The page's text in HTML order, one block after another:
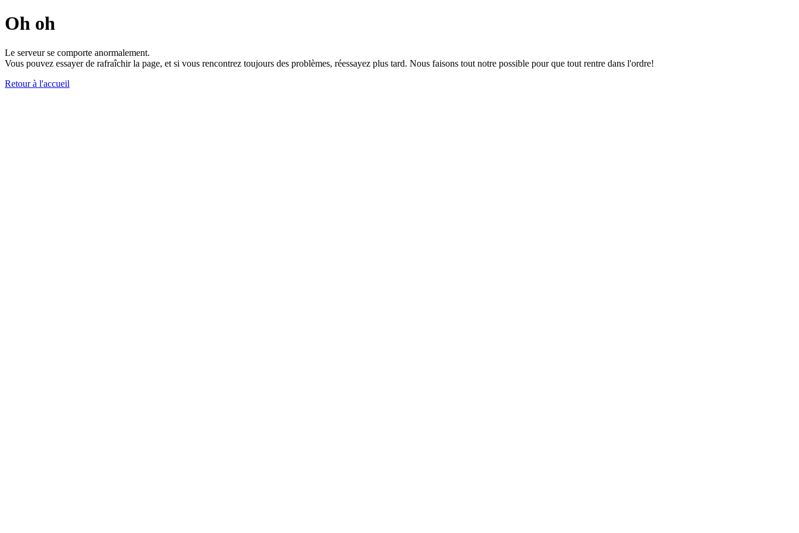
Oh oh
Le serveur se comporte anormalement.
Vous pouvez essayer de rafraîchir la page, et si vous rencontrez toujours des problèmes, réessayez plus tard. Nous faisons tout notre possible pour que tout rentre dans l'ordre!
Retour à l'accueil